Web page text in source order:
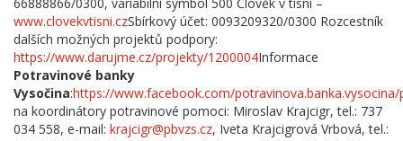
www.clovekvtisni.czSbírkový účet: 0093209320/0300 Rozcestník
dalších možných projektů podpory:
https://www.darujme.cz/projekty/1200004Informace
Potravinové banky
Vysočina:https://www.facebook.com/
na koordinátory potravinové pomoci: Miroslav Krajcigr, tel.: 737
034 558, e-mail: krajcigr@pbvzs.cz, Iveta Krajcigrová Vrbová, tel.: